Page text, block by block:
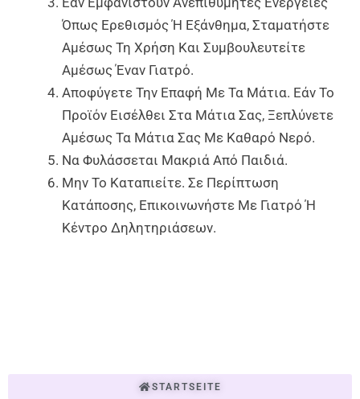
Όπως Ερεθισμός Ή Εξάνθημα, Σταματήστε
Αμέσως Τη Χρήση Και Συμβουλευτείτε
Αμέσως Έναν Γιατρό.
Αποφύγετε Την Επαφή Με Τα Μάτια. Εάν Το
Προϊόν Εισέλθει Στα Μάτια Σας, Ξεπλύνετε
Αμέσως Τα Μάτια Σας Με Καθαρό Νερό.
Να Φυλάσσεται Μακριά Από Παιδιά.
Μην Το Καταπιείτε. Σε Περίπτωση
Κατάποσης, Επικοινωνήστε Με Γιατρό Ή
Κέντρο Δηλητηριάσεων.
STARTSEITE